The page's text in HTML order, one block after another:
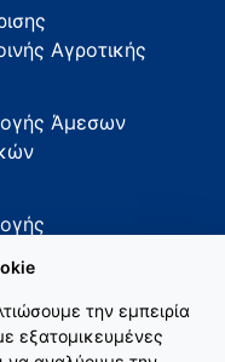
Αγροτικής
Άμεσων
την εμπειρία
εξατομικευμένες